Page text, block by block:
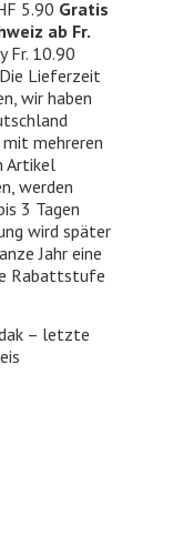
5.90 Gratis
ab Fr.
Fr. 10.90
Lieferzeit
wir haben
mit mehreren
Artikel
werden
3 Tagen
wird später
Jahr eine
Rabattstufe
– letzte